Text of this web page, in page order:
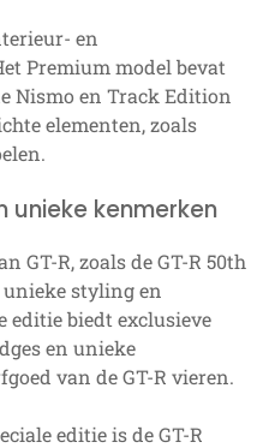
en
Premium model bevat
Nismo en Track Edition
elementen, zoals
unieke kenmerken
GT-R, zoals de GT-R 50th
styling en
editie biedt exclusieve
en unieke
van de GT-R vieren.
editie is de GT-R